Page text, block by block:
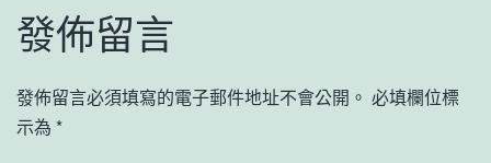
發佈留言
發佈留言必須填寫的電子郵件地址不會公開。 必填欄位標
示為 *